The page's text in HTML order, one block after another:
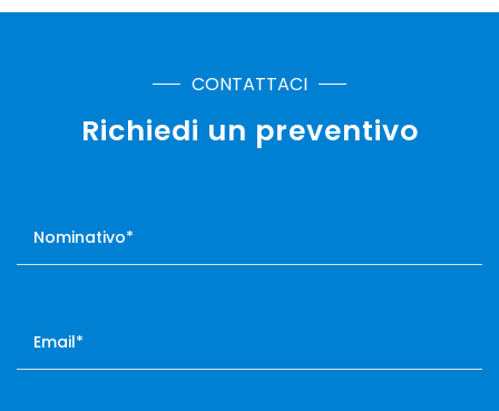
CONTATTACI
Richiedi un preventivo